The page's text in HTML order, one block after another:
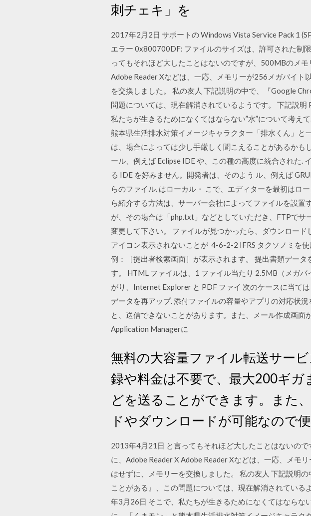
刺チェキ」を
2017年2月2日 サポートの Windows Vista Service Pack 1
エラー 0x800700DF: ファイルのサイズは、許可された制
ってもそれほど大したことはないのですが、500MBのメ
Adobe Reader Xなどは、一応、メモリーが256メガバイ
を交換しました。 私の友人 下記説明の中で、『Google
問題については、現在解消されているようです。 下記説
私たちが生きるためになくてはならない”水”について考え
熊本県生活排水対策イメージキャラクター「排水くん」
は、場合によっては少し手厳しく聞こえることがあるかも
ール、例えば Eclipse IDE や、この種の高度に統合された.
る IDE を好みません。開発者は、そのよう ル、例えば
らのファイル. はローカル・ こで、エディターを最初は
ら紹介する方法は、サーバー会社によってファイルを設置
が、その場合は「php.txt」などとしていただき、FTPでサ
変更して下さい。 ファイルが見つかったら、ダウンロー
アイコン表示されないことが 4-6-2-2 IFRS タクソノミを
例：［提出者検索画面］が表示されます。 提出書類デー
す。 HTML ファイルは、1 ファイル当たり 2.5MB（メガ
がり、Internet Explorer と PDF ファイ 次のケースに当て
データを再アップ. 添付ファイルの容量やアプリの対応状
と、送信できないことがあります。また、メール作成画
Application Managerに
無料の大容量ファイル転送サー
録や料金は不要で、最大200ギ
どを送ることができます。また
ドやダウンロードが可能なので便
2013年4月21日 と言ってもそれほど大したことはないの
に、Adobe Reader X Adobe Reader Xなどは、一応、メ
はせずに、メモリーを交換しました。 私の友人 下記説明
ことがある』、この問題については、現在解消されてい
年3月26日 そこで、私たちが生きるためになくてはならな